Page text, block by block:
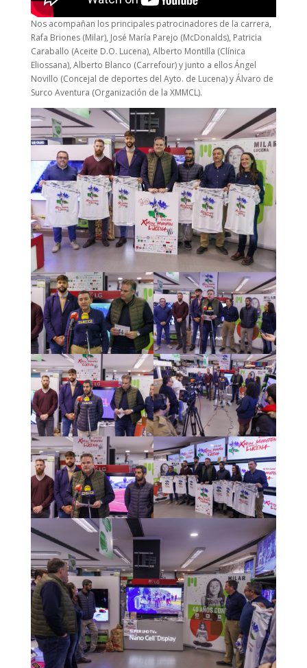
Nos acompañan los principales patrocinadores de la carrera,
Rafa Briones (Milar), José María Parejo (McDonalds), Patricia
Caraballo (Aceite D.O. Lucena), Alberto Montilla (Clínica
Eliossana), Alberto Blanco (Carrefour) y junto a ellos Ángel
Novillo (Concejal de deportes del Ayto. de Lucena) y Álvaro de
Surco Aventura (Organización de la XMMCL).